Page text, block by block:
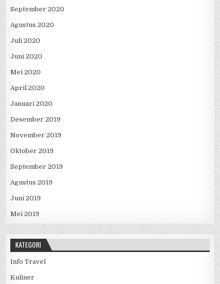
September 2020
Agustus 2020
Juli 2020
Juni 2020
Mei 2020
April 2020
Januari 2020
Desember 2019
November 2019
Oktober 2019
September 2019
Agustus 2019
Juni 2019
Mei 2019
KATEGORI
Info Travel
Kuliner